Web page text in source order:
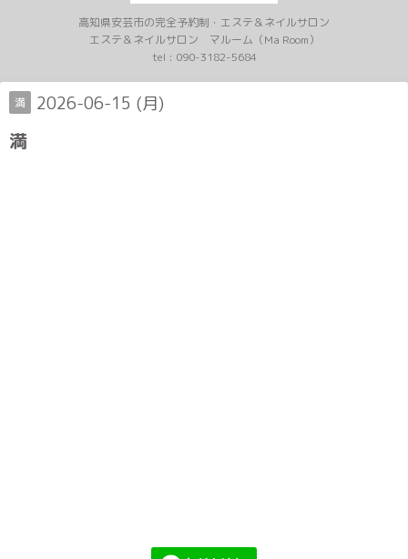
高知県安芸市の完全予約制・エステ＆ネイルサロン
エステ＆ネイルサロン マルーム（Ma Room）
tel : 090-3182-5684
満 2026-06-15 (月)
満